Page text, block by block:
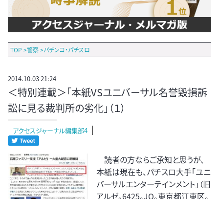
TOP >警察>パチンコ・パチスロ
2014.10.03 21:24
＜特別連載＞「本紙VSユニバーサル名誉毀損訴
訟に見る裁判所の劣化」（１）
アクセスジャーナル編集部4
読者の方ならご承知と思うが、
本紙は現在も、パチスロ大手「ユニ
バーサルエンターテインメント」（旧
アルゼ。6425。JQ。東京都江東区。